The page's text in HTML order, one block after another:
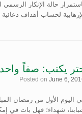
حالة الإنكار
الإرهابية لحساب أهداف
يكتب: صفاً
Posted on June 6,
اليوم الأول من رمضان
شهداء؛ فهل بات في